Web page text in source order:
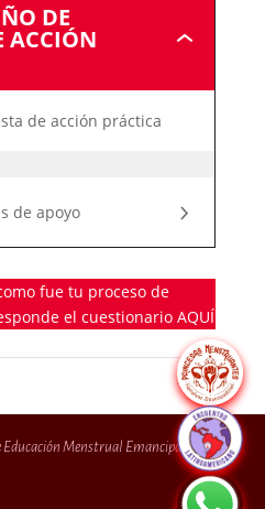
DE
ACCIÓN
Módulo
de acción práctica
de apoyo
fue tu proceso de
el cuestionario AQUÍ
Educación Menstrual Emancipadas